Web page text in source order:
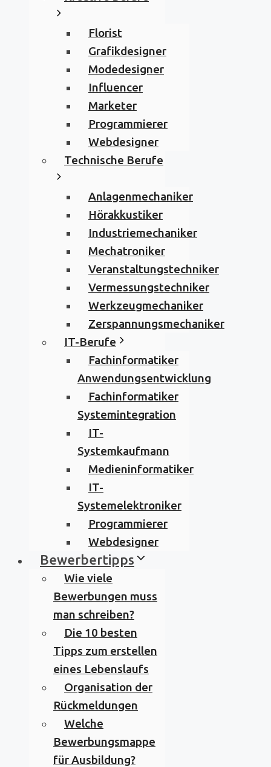
Florist
Grafikdesigner
Modedesigner
Influencer
Marketer
Programmierer
Webdesigner
Technische Berufe
Anlagenmechaniker
Hörakkustiker
Industriemechaniker
Mechatroniker
Veranstaltungstechniker
Vermessungstechniker
Werkzeugmechaniker
Zerspannungsmechaniker
IT-Berufe
Fachinformatiker
Anwendungsentwicklung
Fachinformatiker
Systemintegration
IT-
Systemkaufmann
Medieninformatiker
IT-
Systemelektroniker
Programmierer
Webdesigner
Bewerbertipps
Wie viele
Bewerbungen muss
man schreiben?
Die 10 besten
Tipps zum erstellen
eines Lebenslaufs
Organisation der
Rückmeldungen
Welche
Bewerbungsmappe
für Ausbildung?